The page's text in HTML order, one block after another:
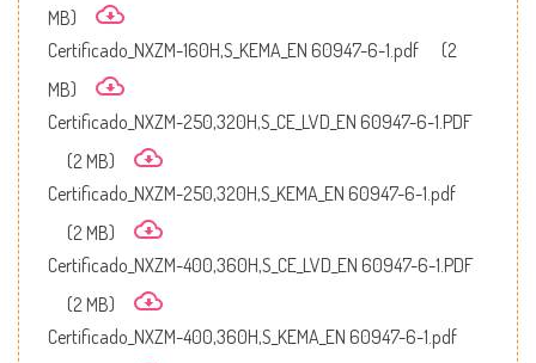
MB)
Certificado_NXZM-160H,S_KEMA_EN 60947-6-1.pdf
(2
MB)
Certificado_NXZM-250,320H,S_CE_LVD_EN 60947-6-1.PDF
(2 MB)
Certificado_NXZM-250,320H,S_KEMA_EN 60947-6-1.pdf
(2 MB)
Certificado_NXZM-400,360H,S_CE_LVD_EN 60947-6-1.PDF
(2 MB)
Certificado_NXZM-400,360H,S_KEMA_EN 60947-6-1.pdf